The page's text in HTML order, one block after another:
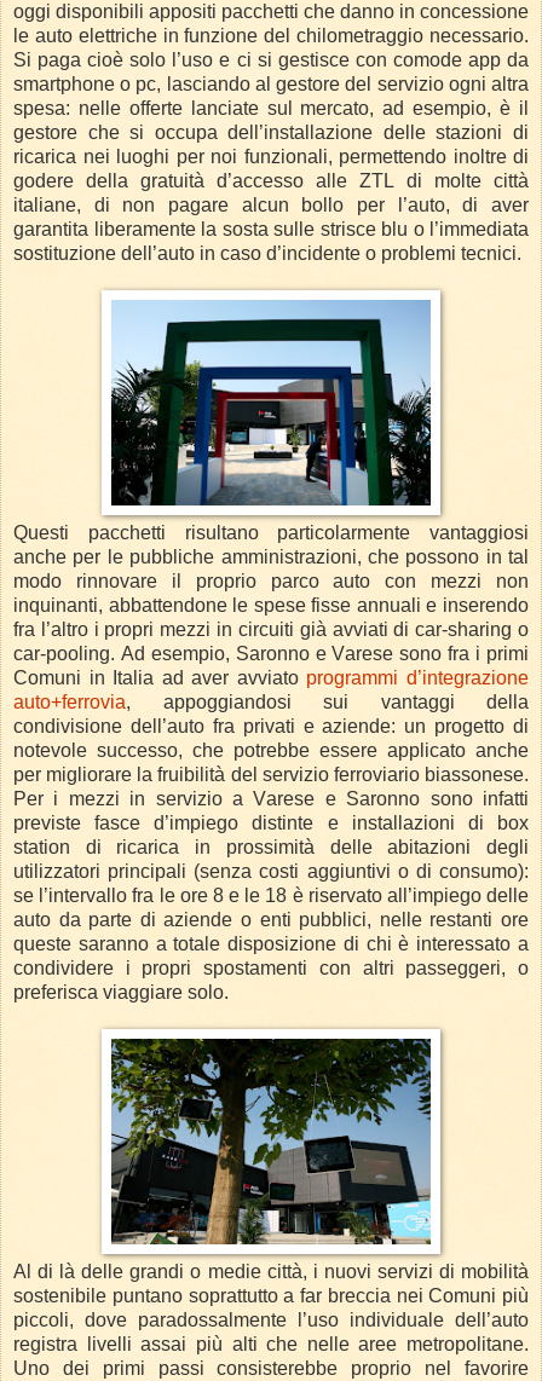
oggi disponibili appositi pacchetti che danno in concessione
le auto elettriche in funzione del chilometraggio necessario.
Si paga cioè solo l’uso e ci si gestisce con comode app da
smartphone o pc, lasciando al gestore del servizio ogni altra
spesa: nelle offerte lanciate sul mercato, ad esempio, è il
gestore che si occupa dell’installazione delle stazioni di
ricarica nei luoghi per noi funzionali, permettendo inoltre di
godere della gratuità d’accesso alle ZTL di molte città
italiane, di non pagare alcun bollo per l’auto, di aver
garantita liberamente la sosta sulle strisce blu o l’immediata
sostituzione dell’auto in caso d’incidente o problemi tecnici.
Questi pacchetti risultano particolarmente vantaggiosi
anche per le pubbliche amministrazioni, che possono in tal
modo rinnovare il proprio parco auto con mezzi non
inquinanti, abbattendone le spese fisse annuali e inserendo
fra l’altro i propri mezzi in circuiti già avviati di car-sharing o
car-pooling. Ad esempio, Saronno e Varese sono fra i primi
Comuni in Italia ad aver avviato programmi d’integrazione
auto+ferrovia, appoggiandosi sui vantaggi della
condivisione dell’auto fra privati e aziende: un progetto di
notevole successo, che potrebbe essere applicato anche
per migliorare la fruibilità del servizio ferroviario biassonese.
Per i mezzi in servizio a Varese e Saronno sono infatti
previste fasce d’impiego distinte e installazioni di box
station di ricarica in prossimità delle abitazioni degli
utilizzatori principali (senza costi aggiuntivi o di consumo):
se l’intervallo fra le ore 8 e le 18 è riservato all’impiego delle
auto da parte di aziende o enti pubblici, nelle restanti ore
queste saranno a totale disposizione di chi è interessato a
condividere i propri spostamenti con altri passeggeri, o
preferisca viaggiare solo.
Al di là delle grandi o medie città, i nuovi servizi di mobilità
sostenibile puntano soprattutto a far breccia nei Comuni più
piccoli, dove paradossalmente l’uso individuale dell’auto
registra livelli assai più alti che nelle aree metropolitane.
Uno dei primi passi consisterebbe proprio nel favorire